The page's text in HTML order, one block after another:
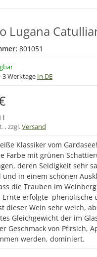
Lugana
801051
3 Werktage In DE
l
, zzgl.Versand
Klassiker vom Gardasee!
Farbe mit grünen
deren Seidigkeit sehr
und in einem schönen
die Trauben im
Ernte erfolgte phenolische
dieser Wein sehr weich,
Gleichgewicht der im
Geschmack von Pfirsich,
werden, dominiert.